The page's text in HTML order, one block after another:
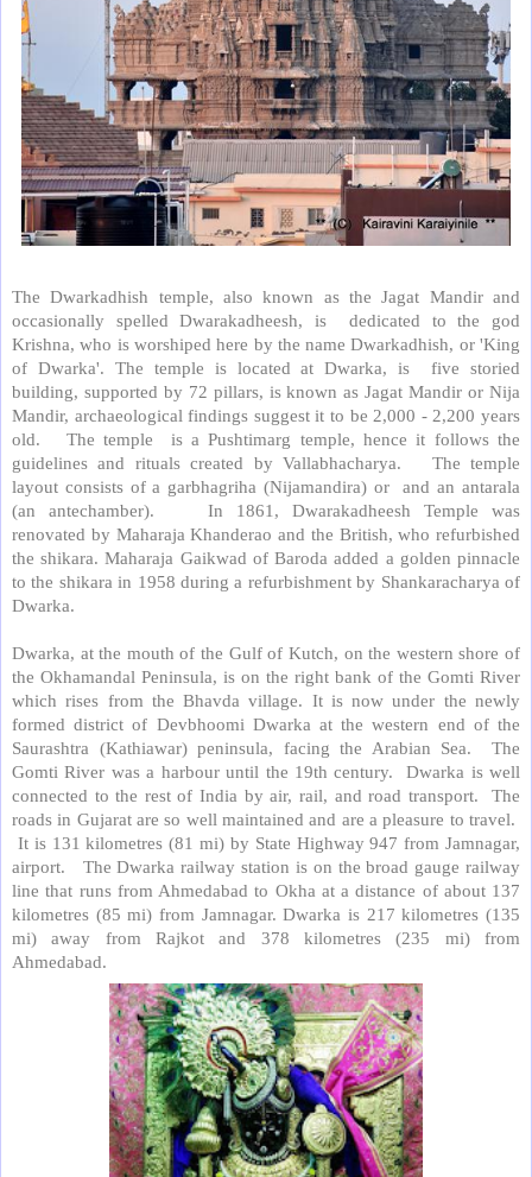
The Dwarkadhish temple, also known as the Jagat Mandir and
occasionally spelled Dwarakadheesh, is
dedicated to the god
Krishna, who is worshiped here by the name Dwarkadhish, or 'King
of Dwarka'. The temple is located at Dwarka, is
five storied
building, supported by 72 pillars, is known as Jagat Mandir or Nija
Mandir, archaeological findings suggest it to be 2,000 - 2,200 years
old.
The temple
is a Pushtimarg temple, hence it follows the
guidelines and rituals created by Vallabhacharya.
The temple
layout consists of a garbhagriha (Nijamandira) or
and an antarala
(an antechamber).
In 1861, Dwarakadheesh Temple was
renovated by Maharaja Khanderao and the British, who refurbished
the shikara. Maharaja Gaikwad of Baroda added a golden pinnacle
to the shikara in 1958 during a refurbishment by Shankaracharya of
Dwarka.
Dwarka, at the mouth of the Gulf of Kutch, on the western shore of
the Okhamandal Peninsula, is on the right bank of the Gomti River
which rises from the Bhavda village. It is now under the newly
formed district of Devbhoomi Dwarka at the western end of the
Saurashtra (Kathiawar) peninsula, facing the Arabian Sea.
The
Gomti River was a harbour until the 19th century.
Dwarka is well
connected to the rest of India by air, rail, and road transport.
The
roads in Gujarat are so well maintained and are a pleasure to travel.
It is 131 kilometres (81 mi) by State Highway 947 from Jamnagar,
airport.
The Dwarka railway station is on the broad gauge railway
line that runs from Ahmedabad to Okha at a distance of about 137
kilometres (85 mi) from Jamnagar. Dwarka is 217 kilometres (135
mi) away from Rajkot and 378 kilometres (235 mi) from
Ahmedabad.